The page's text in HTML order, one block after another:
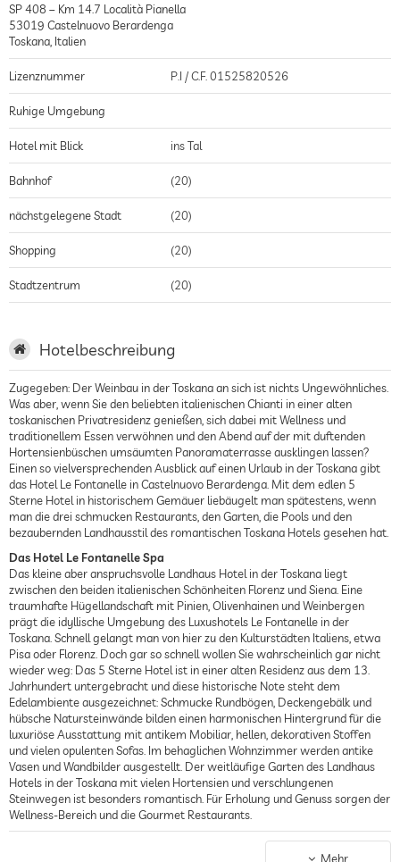
SP 408 – Km 14.7 Località Pianella
53019 Castelnuovo Berardenga
Toskana Italien
Lizenznummer P.I / C.F. 01525820526
Ruhige Umgebung
Hotel mit Blick ins Tal
Bahnhof (20)
nächstgelegene Stadt (20)
Shopping (20)
Stadtzentrum (20)
Hotelbeschreibung
Zugegeben: Der Weinbau in der Toskana an sich ist nichts Ungewöhnliches.
Was aber, wenn Sie den beliebten italienischen Chianti in einer alten
toskanischen Privatresidenz genießen, sich dabei mit Wellness und
traditionellem Essen verwöhnen und den Abend auf der mit duftenden
Hortensienbüschen umsäumten Panoramaterrasse ausklingen lassen?
Einen so vielversprechenden Ausblick auf einen Urlaub in der Toskana gibt
das Hotel Le Fontanelle in Castelnuovo Berardenga. Mit dem edlen 5
Sterne Hotel in historischem Gemäuer liebäugelt man spätestens, wenn
man die drei schmucken Restaurants, den Garten, die Pools und den
bezaubernden Landhausstil des romantischen Toskana Hotels gesehen hat.
Das Hotel Le Fontanelle Spa
Das kleine aber anspruchsvolle Landhaus Hotel in der Toskana liegt
zwischen den beiden italienischen Schönheiten Florenz und Siena. Eine
traumhafte Hügellandschaft mit Pinien, Olivenhainen und Weinbergen
prägt die idyllische Umgebung des Luxushotels Le Fontanelle in der
Toskana. Schnell gelangt man von hier zu den Kulturstädten Italiens, etwa
Pisa oder Florenz. Doch gar so schnell wollen Sie wahrscheinlich gar nicht
wieder weg: Das 5 Sterne Hotel ist in einer alten Residenz aus dem 13.
Jahrhundert untergebracht und diese historische Note steht dem
Edelambiente ausgezeichnet: Schmucke Rundbögen, Deckengebälk und
hübsche Natursteinwände bilden einen harmonischen Hintergrund für die
luxuriöse Ausstattung mit antikem Mobiliar, hellen, dekorativen Stoffen
und vielen opulenten Sofas. Im behaglichen Wohnzimmer werden antike
Vasen und Wandbilder ausgestellt. Der weitläufige Garten des Landhaus
Hotels in der Toskana mit vielen Hortensien und verschlungenen
Steinwegen ist besonders romantisch. Für Erholung und Genuss sorgen der
Wellness-Bereich und die Gourmet Restaurants.
Das Restaurant La Colonna verwöhnt seine Gäste mit authentischer
Mehr